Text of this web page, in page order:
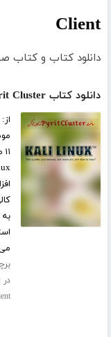
Client
دانلود کتاب و کتاب
دانلود کتاب Pyrit Cluster در کالی لینوکس
۱۱ صفحه